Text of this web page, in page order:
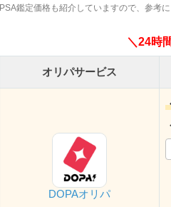
PSA鑑定価格も紹介していますので、参考に
＼24時
オリパサービス
DOPAオリパ